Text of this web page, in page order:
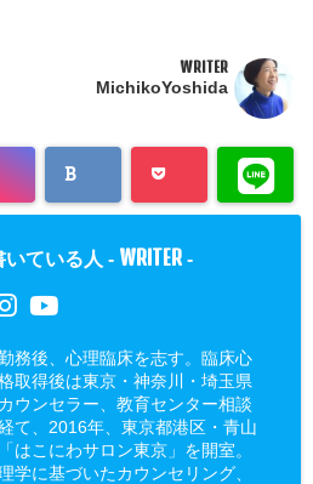
WRITER
MichikoYoshida
いている人 - WRITER -
務後、心理臨床を志す。臨床心
取得後は東京・神奈川・埼玉県
ウンセラー、教育センター相談
て、2016年、東京都港区・青山
はこにわサロン東京」を開室。
学に基づいたカウンセリング、